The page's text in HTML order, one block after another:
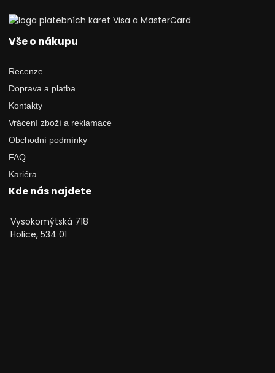
Vše o nákupu
Recenze
Doprava a platba
Kontakty
Vrácení zboží a reklamace
Obchodní podmínky
FAQ
Kariéra
Kde nás najdete
Vysokomýtská 718
Holice, 534 01